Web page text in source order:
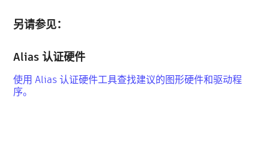
另请参见：
Alias 认证硬件
使用Alias 认证硬件工具查找建议的图形硬件和驱动程
序。